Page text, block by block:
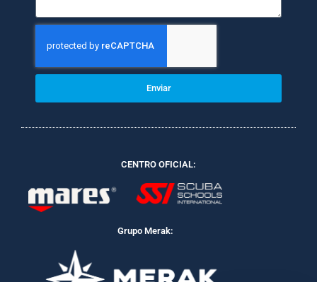
Enviar
CENTRO OFICIAL:
Grupo Merak: